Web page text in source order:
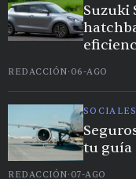
Suzuki
REDACCIÓN· 06-AGO
SOCIALES
tu guía
REDACCIÓN· 07-AGO